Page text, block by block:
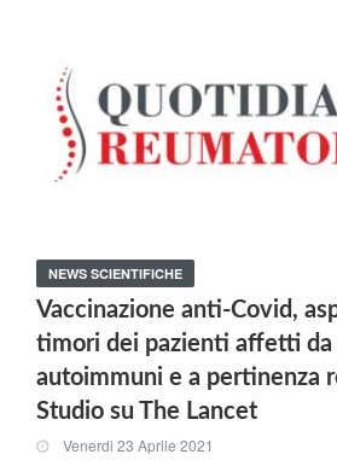
NEWS SCIENTIFICHE
Vaccinazione anti-Covid,
timori dei pazienti affetti da
autoimmuni e a pertinenza
Studio su The Lancet
Venerdi 23 Aprile 2021